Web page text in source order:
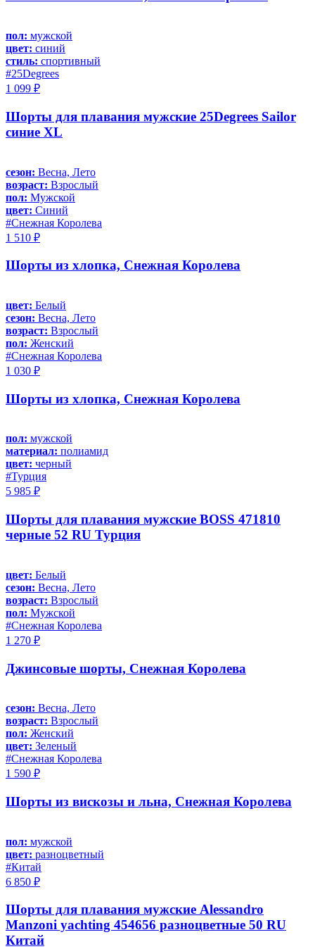
пол: мужской
цвет: синий
стиль: спортивный
#25Degrees
1 099 ₽
Шорты для плавания мужские 25Degrees Sailor
синие XL
сезон: Весна, Лето
возраст: Взрослый
пол: Мужской
цвет: Синий
#Снежная Королева
1 510 ₽
Шорты из хлопка, Снежная Королева
цвет: Белый
сезон: Весна, Лето
возраст: Взрослый
пол: Женский
#Снежная Королева
1 030 ₽
Шорты из хлопка, Снежная Королева
пол: мужской
материал: полиамид
цвет: черный
#Турция
5 985 ₽
Шорты для плавания мужские BOSS 471810
черные 52 RU Турция
цвет: Белый
сезон: Весна, Лето
возраст: Взрослый
пол: Мужской
#Снежная Королева
1 270 ₽
Джинсовые шорты, Снежная Королева
сезон: Весна, Лето
возраст: Взрослый
пол: Женский
цвет: Зеленый
#Снежная Королева
1 590 ₽
Шорты из вискозы и льна, Снежная Королева
пол: мужской
цвет: разноцветный
#Китай
6 850 ₽
Шорты для плавания мужские Alessandro
Manzoni yachting 454656 разноцветные 50 RU
Китай